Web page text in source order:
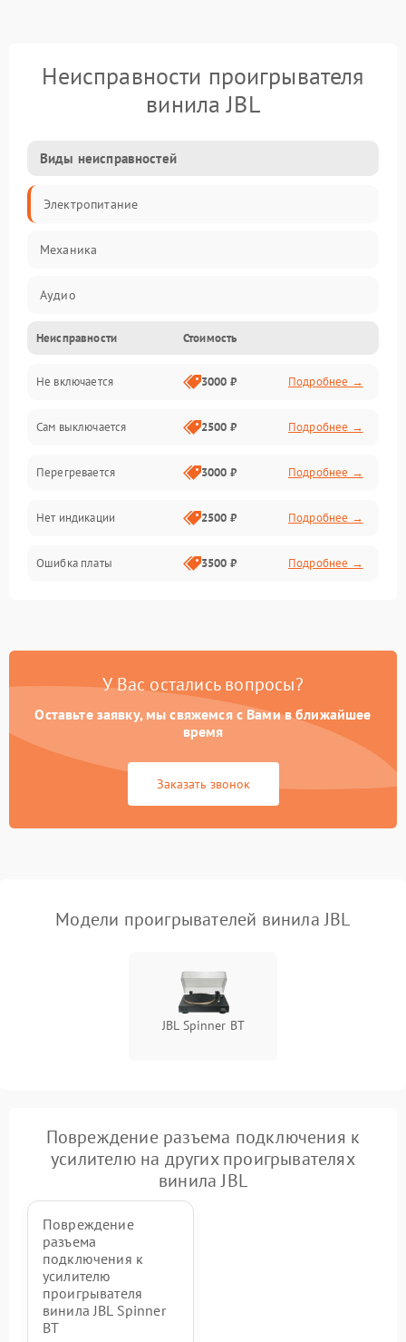
Неисправности проигрывателя
винила JBL
Виды неисправностей
Электропитание
Механика
Аудио
Неисправности Стоимость
Не включается 3000 ₽ Подробнее →
Сам выключается 2500 ₽ Подробнее →
Перегревается 3000 ₽ Подробнее →
Нет индикации 2500 ₽ Подробнее →
Ошибка платы 3500 ₽ Подробнее →
У Вас остались вопросы?
Оставьте заявку, мы свяжемся с Вами в ближайшее
время
Заказать звонок
Модели проигрывателей винила JBL
JBL Spinner BT
Повреждение разъема подключения к
усилителю на других проигрывателях
винила JBL
Повреждение
разъема
подключения к
усилителю
проигрывателя
винила JBL Spinner
BT